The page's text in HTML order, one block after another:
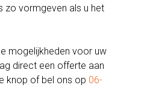
zo vormgeven als u het
mogelijkheden voor uw
direct een offerte aan
knop of bel ons op 06-